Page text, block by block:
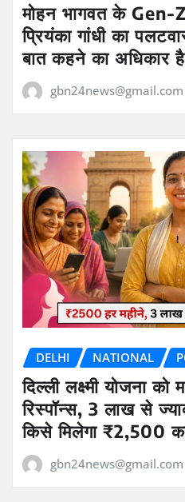
मोहन भागवत के Gen-
प्रियंका गांधी का
बात कहने का अधिकार
gbn24news@gmail.com
DELHI NATIONAL
दिल्ली लक्ष्मी योजना
रिस्पॉन्स, 3 लाख से
किसे मिलेगा ₹2,500
gbn24news@gmail.com